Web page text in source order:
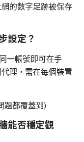
的数字足跡被保存
設定？
一帳號即可在手
理，需在每個裝置
題都覆蓋到)
能否穩定觀